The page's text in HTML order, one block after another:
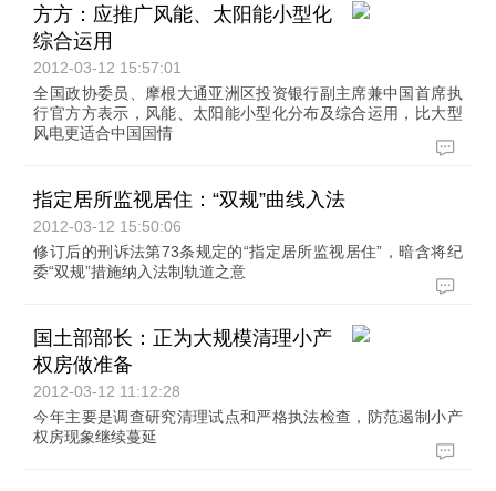
方方：应推广风能、太阳能小型化
综合运用
2012-03-12 15:57:01
全国政协委员、摩根大通亚洲区投资银行副主席兼中国首席执
行官方方表示，风能、太阳能小型化分布及综合运用，比大型
风电更适合中国国情
指定居所监视居住：“双规”曲线入法
2012-03-12 15:50:06
修订后的刑诉法第73条规定的“指定居所监视居住”，暗含将纪
委“双规”措施纳入法制轨道之意
国土部部长：正为大规模清理小产
权房做准备
2012-03-12 11:12:28
今年主要是调查研究清理试点和严格执法检查，防范遏制小产
权房现象继续蔓延